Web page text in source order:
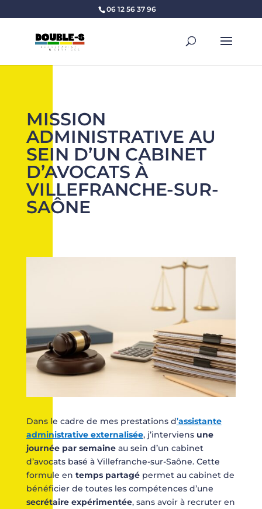
06 12 56 37 96
MISSION
ADMINISTRATIVE AU
SEIN D’UN CABINET
D’AVOCATS À
VILLEFRANCHE-SUR-
SAÔNE
Dans le cadre de mes prestations d’assistante
administrative externalisée, j’interviens une
journée par semaineau sein d’un cabinet
d’avocats basé à Villefranche-sur-Saône. Cette
formule en temps partagépermet au cabinet de
bénéficier de toutes les compétences d’une
secrétaire expérimentée, sans avoir à recruter en